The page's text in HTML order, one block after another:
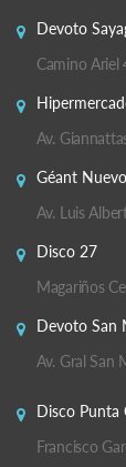
Devoto
Camino Ariel
Av.
Géant
Av. Luis
Disco 27
Magariños
Devoto San
Av. Gral San
Disco Punta
Francisco